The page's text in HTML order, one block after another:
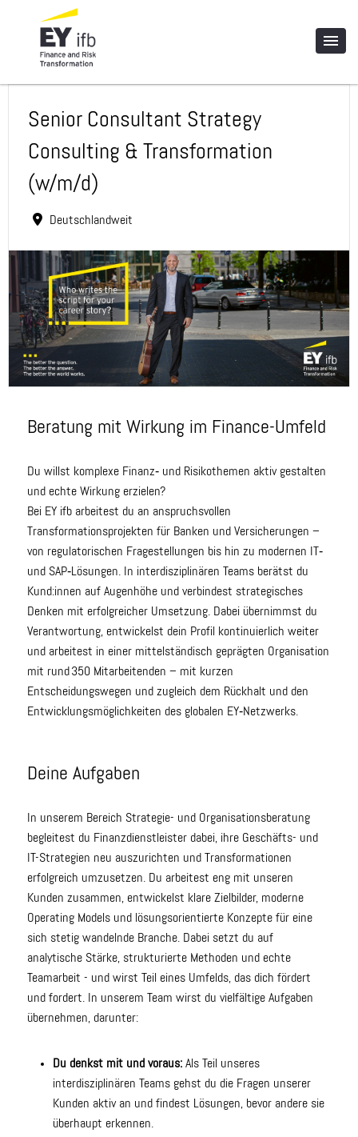
Senior Consultant Strategy
Consulting & Transformation
(w/m/d)
Deutschlandweit
Beratung mit Wirkung im Finance-Umfeld
Du willst komplexe Finanz‑ und Risikothemen aktiv gestalten
und echte Wirkung erzielen?
Bei EY ifb arbeitest du an anspruchsvollen
Transformationsprojekten für Banken und Versicherungen –
von regulatorischen Fragestellungen bis hin zu modernen IT‑
und SAP‑Lösungen. In interdisziplinären Teams berätst du
Kund:innen auf Augenhöhe und verbindest strategisches
Denken mit erfolgreicher Umsetzung. Dabei übernimmst du
Verantwortung, entwickelst dein Profil kontinuierlich weiter
und arbeitest in einer mittelständisch geprägten Organisation
mit rund 350 Mitarbeitenden – mit kurzen
Entscheidungswegen und zugleich dem Rückhalt und den
Entwicklungsmöglichkeiten des globalen EY‑Netzwerks.
Deine Aufgaben
In unserem Bereich Strategie- und Organisationsberatung
begleitest du Finanzdienstleister dabei, ihre Geschäfts- und
IT-Strategien neu auszurichten und Transformationen
erfolgreich umzusetzen. Du arbeitest eng mit unseren
Kunden zusammen, entwickelst klare Zielbilder, moderne
Operating Models und lösungsorientierte Konzepte für eine
sich stetig wandelnde Branche. Dabei setzt du auf
analytische Stärke, strukturierte Methoden und echte
Teamarbeit - und wirst Teil eines Umfelds, das dich fördert
und fordert. In unserem Team wirst du vielfältige Aufgaben
übernehmen, darunter:
Du denkst mit und voraus: Als Teil unseres
interdisziplinären Teams gehst du die Fragen unserer
Kunden aktiv an und findest Lösungen, bevor andere sie
überhaupt erkennen.